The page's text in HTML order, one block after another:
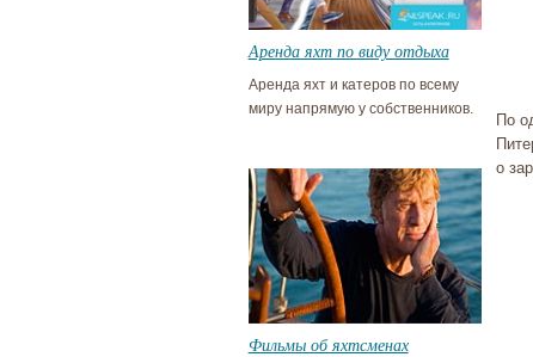
По
о
Аренда яхт по виду отдыха
Аренда яхт и катеров по всему
миру напрямую у собственников.
Фильмы об яхтсменах